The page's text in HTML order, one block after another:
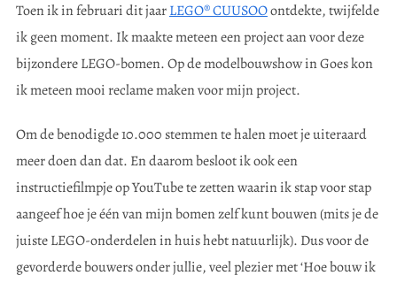
Toen ik in februari dit jaarLEGO® CUUSOOontdekte, twijfelde
ik geen moment. Ik maakte meteen een project aan voor deze
bijzondere LEGO-bomen. Op de modelbouwshow in Goes kon
ik meteen mooi reclame maken voor mijn project.
Om de benodigde 10.000 stemmen te halen moet je uiteraard
meer doen dan dat. En daarom besloot ik ook een
instructiefilmpje op YouTube te zetten waarin ik stap voor stap
aangeef hoe je één van mijn bomen zelf kunt bouwen (mits je de
juiste LEGO-onderdelen in huis hebt natuurlijk). Dus voor de
gevorderde bouwers onder jullie, veel plezier met ‘Hoe bouw ik